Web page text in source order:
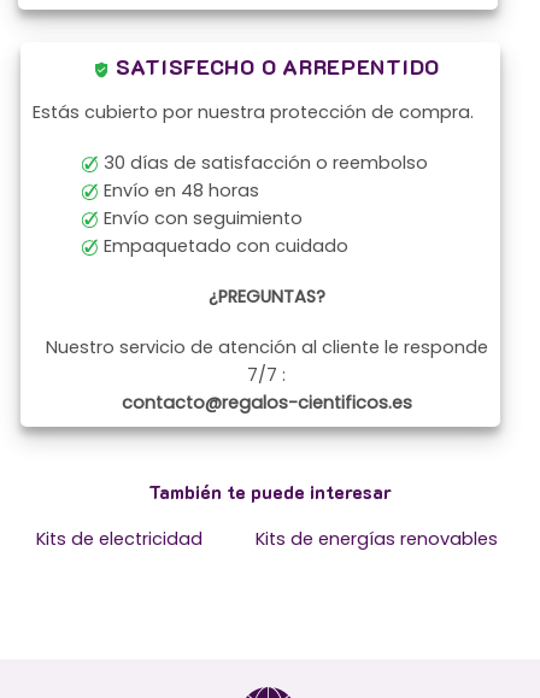
SATISFECHO O ARREPENTIDO
Estás cubierto por nuestra protección de compra.
30 días de satisfacción o reembolso
Envío en 48 horas
Envío con seguimiento
Empaquetado con cuidado
¿PREGUNTAS?
Nuestro servicio de atención al cliente le responde
7/7 :
contacto@regalos-cientificos.es
También te puede interesar
Kits de electricidad Kits de energías renovables